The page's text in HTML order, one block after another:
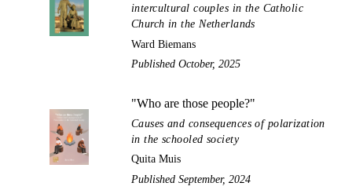
intercultural couples in the Catholic
Church in the Netherlands
Ward Biemans
Published October, 2025
"Who are those people?"
Causes and consequences of polarization
in the schooled society
Quita Muis
Published September, 2024